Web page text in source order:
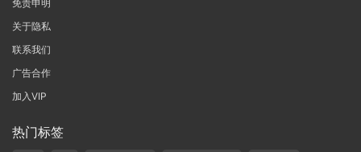
免责申明
关于隐私
联系我们
广告合作
加入VIP
热门标签